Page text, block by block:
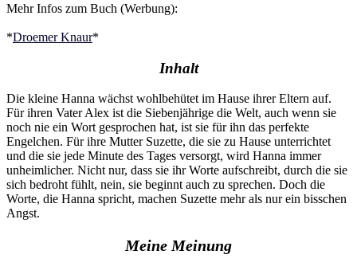
Mehr Infos zum Buch (Werbung):
*Droemer Knaur*
Inhalt
Die kleine Hanna wächst wohlbehütet im Hause ihrer Eltern auf.
Für ihren Vater Alex ist die Siebenjährige die Welt, auch wenn sie
noch nie ein Wort gesprochen hat, ist sie für ihn das perfekte
Engelchen. Für ihre Mutter Suzette, die sie zu Hause unterrichtet
und die sie jede Minute des Tages versorgt, wird Hanna immer
unheimlicher. Nicht nur, dass sie ihr Worte aufschreibt, durch die sie
sich bedroht fühlt, nein, sie beginnt auch zu sprechen. Doch die
Worte, die Hanna spricht, machen Suzette mehr als nur ein bisschen
Angst.
Meine Meinung